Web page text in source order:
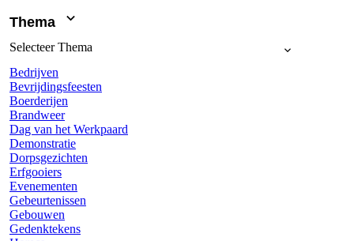
Thema
SelecteerThema
Bedrijven
Bevrijdingsfeesten
Boerderijen
Brandweer
Dag van het Werkpaard
Demonstratie
Dorpsgezichten
Erfgooiers
Evenementen
Gebeurtenissen
Gebouwen
Gedenktekens